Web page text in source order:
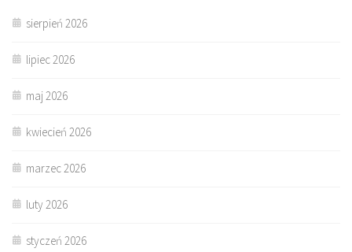
sierpień 2026
lipiec 2026
maj 2026
kwiecień 2026
marzec 2026
luty 2026
styczeń 2026